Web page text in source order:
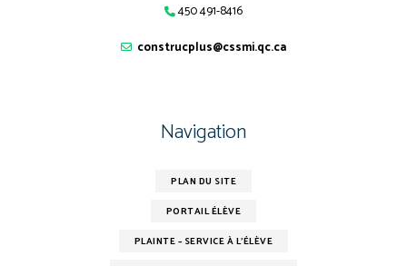
450 491-8416
construcplus@cssmi.qc.ca
Navigation
PLAN DU SITE
PORTAIL ÉLÈVE
PLAINTE – SERVICE À L’ÉLÈVE